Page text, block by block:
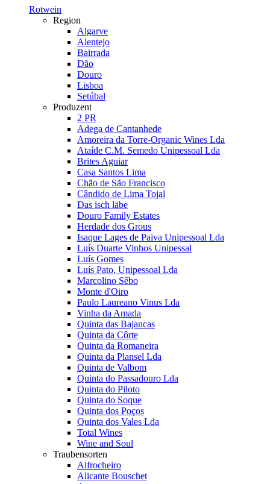
Rotwein
Region
Algarve
Alentejo
Bairrada
Dão
Douro
Lisboa
Setúbal
Produzent
2 PR
Adega de Cantanhede
Amoreira da Torre-Organic Wines Lda
Ataíde C.M. Semedo Unipessoal Lda
Brites Aguiar
Casa Santos Lima
Chão de São Francisco
Cândido de Lima Tojal
Das isch läbe
Douro Family Estates
Herdade dos Grous
Isaque Lages de Paiva Unipessoal Lda
Luís Duarte Vinhos Unipessal
Luís Gomes
Luís Pato, Unipessoal Lda
Marcolino Sêbo
Monte d'Oiro
Paulo Laureano Vinus Lda
Vinha da Amada
Quinta das Bajancas
Quinta da Côrte
Quinta da Romaneira
Quinta da Plansel Lda
Quinta de Valbom
Quinta do Passadouro Lda
Quinta do Piloto
Quinta do Soque
Quinta dos Poços
Quinta dos Vales Lda
Total Wines
Wine and Soul
Traubensorten
Alfrocheiro
Alicante Bouschet